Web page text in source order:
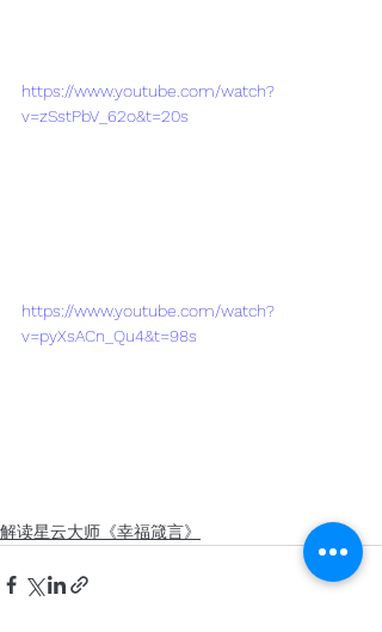
https://www.youtube.com/watch?
v=zSstPbV_62o&t=20s
https://www.youtube.com/watch?
v=pyXsACn_Qu4&t=98s
解读星云大师《幸福箴言》